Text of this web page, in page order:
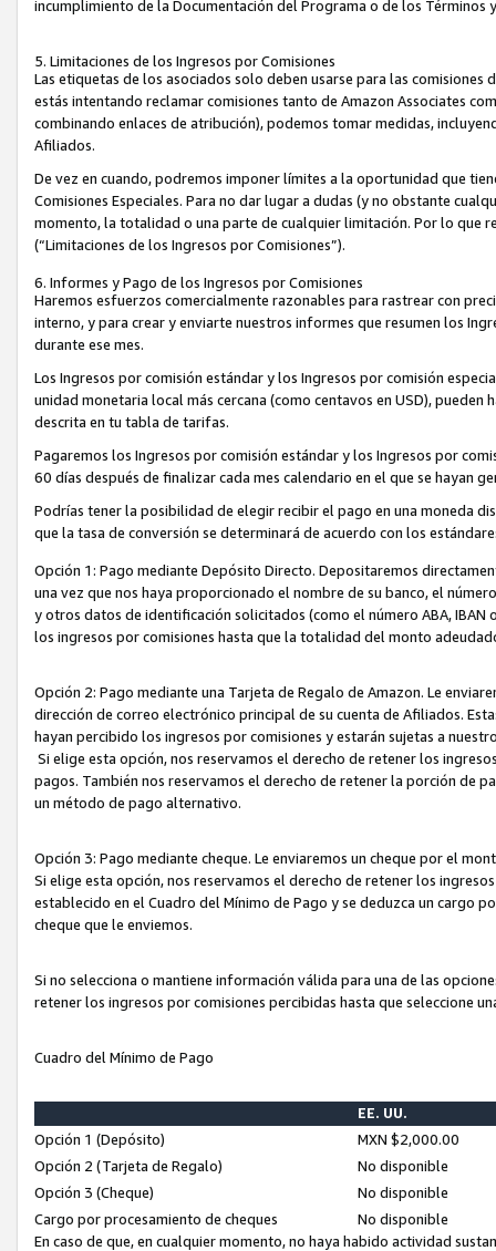
incumplimiento de la Documentación del Programa o de los Términos
5. Limitaciones de los Ingresos por Comisiones
Las etiquetas de los asociados solo deben usarse para las
estás intentando reclamar comisiones tanto de Amazon Associates
combinando enlaces de atribución), podemos tomar medidas,
Afiliados.
De vez en cuando, podremos imponer límites a la oportunidad que
Comisiones Especiales. Para no dar lugar a dudas (y no obstante
momento, la totalidad o una parte de cualquier limitación. Por lo que
(“Limitaciones de los Ingresos por Comisiones”).
6. Informes y Pago de los Ingresos por Comisiones
Haremos esfuerzos comercialmente razonables para rastrear con
interno, y para crear y enviarte nuestros informes que resumen los
durante ese mes.
Los Ingresos por comisión estándar y los Ingresos por comisión
unidad monetaria local más cercana (como centavos en USD),
descrita en tu tabla de tarifas.
Pagaremos los Ingresos por comisión estándar y los Ingresos por
60 días después de finalizar cada mes calendario en el que se hayan
Podrías tener la posibilidad de elegir recibir el pago en una moneda
que la tasa de conversión se determinará de acuerdo con los
Opción 1: Pago mediante Depósito Directo. Depositaremos
una vez que nos haya proporcionado el nombre de su banco, el
y otros datos de identificación solicitados (como el número ABA,
los ingresos por comisiones hasta que la totalidad del monto
Opción 2: Pago mediante una Tarjeta de Regalo de Amazon. Le
dirección de correo electrónico principal de su cuenta de Afiliados.
hayan percibido los ingresos por comisiones y estarán sujetas a
Si elige esta opción, nos reservamos el derecho de retener los
pagos. También nos reservamos el derecho de retener la porción de
un método de pago alternativo.
Opción 3: Pago mediante cheque. Le enviaremos un cheque por el
Si elige esta opción, nos reservamos el derecho de retener los
establecido en el Cuadro del Mínimo de Pago y se deduzca un cargo
cheque que le enviemos.
Si no selecciona o mantiene información válida para una de las
retener los ingresos por comisiones percibidas hasta que seleccione
Cuadro del Mínimo de Pago
EE. UU.
Opción 1 (Depósito)
MXN $2,000.00
Opción 2 (Tarjeta de Regalo)
No disponible
Opción 3 (Cheque)
No disponible
Cargo por procesamiento de cheques
No disponible
En caso de que, en cualquier momento, no haya habido actividad